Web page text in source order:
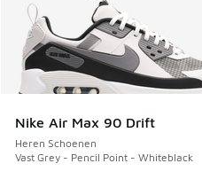
Nike Air Max 90 Drift
Heren Schoenen
Vast Grey - Pencil Point - Whiteblack